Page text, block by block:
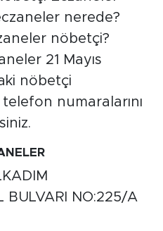
nerede?
nöbetçi?
21 Mayıs
nöbetçi
numaralarını
BULVARI NO:225/A